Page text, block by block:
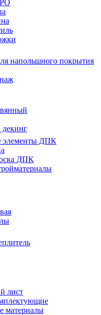
напольшного покрытия
декинг
элементы ДПК
ДПК
лист
материалы